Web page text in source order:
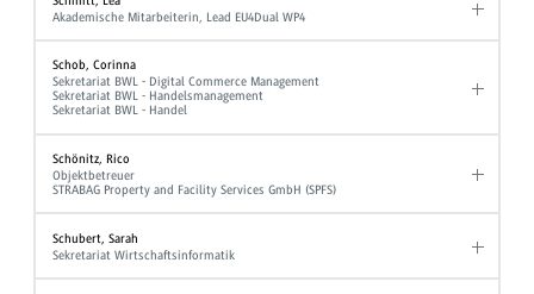
Akademische Mitarbeiterin, Lead EU4Dual WP4
Schob, Corinna
Sekretariat BWL - Digital Commerce Management
Sekretariat BWL - Handelsmanagement
Sekretariat BWL - Handel
Schönitz, Rico
Objektbetreuer
STRABAG Property and Facility Services GmbH (SPFS)
Schubert, Sarah
Sekretariat Wirtschaftsinformatik